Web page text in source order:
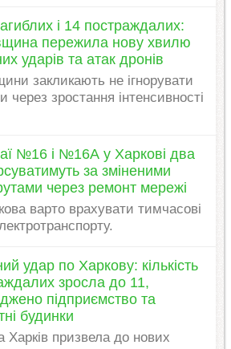
і 14 постраждалих:
пережила нову хвилю
ударів та атак дронів
закликають не ігнорувати
через зростання інтенсивності
№16 і №16А у Харкові два
за зміненими
через ремонт мережі
варто врахувати тимчасові
удар по Харкову: кількість
зросла до 11,
підприємство та
будинки
Харків призвела до нових